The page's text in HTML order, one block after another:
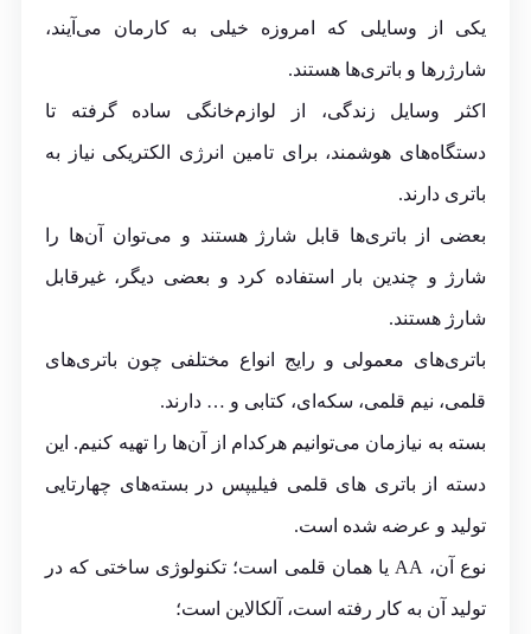
یکی از وسایلی که امروزه خیلی به کارمان می‌آیند،
شارژرها و باتری‌ها هستند.
اکثر وسایل زندگی، از لوازم‌خانگی ساده گرفته تا
دستگاه‌های هوشمند، برای تامین انرژی الکتریکی نیاز به
باتری دارند.
بعضی از باتری‌ها قابل شارژ هستند و می‌توان آن‌ها را
شارژ و چندین بار استفاده کرد و بعضی دیگر، غیرقابل
شارژ هستند.
باتری‌های معمولی و رایج انواع مختلفی چون باتری‌های
قلمی، نیم قلمی، سکه‌ای، کتابی و … دارند.
بسته به نیازمان می‌توانیم هرکدام از آن‌ها را تهیه کنیم. این
دسته از باتری های قلمی فیلیپس در بسته‌های چهارتایی
تولید و عرضه شده است.
نوع آن، AA یا همان قلمی است؛ تکنولوژی ساختی که در
تولید آن به کار رفته است، آلکالاین است؛